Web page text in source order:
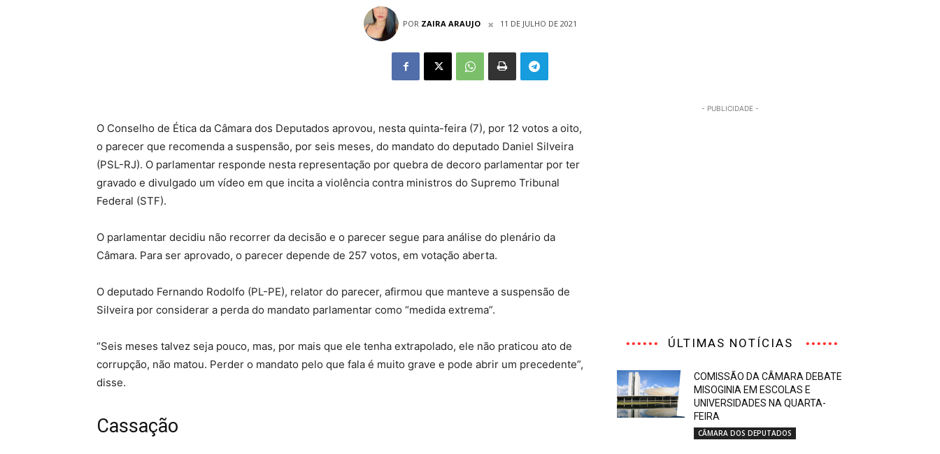
POR ZAIRA ARAUJO 11 DE JULHO DE 2021
O Conselho de Ética da Câmara dos Deputados aprovou, nesta quinta-feira (7), por 12 votos a oito,
o parecer que recomenda a suspensão, por seis meses, do mandato do deputado Daniel Silveira
(PSL-RJ). O parlamentar responde nesta representação por quebra de decoro parlamentar por ter
gravado e divulgado um vídeo em que incita a violência contra ministros do Supremo Tribunal
Federal (STF).
O parlamentar decidiu não recorrer da decisão e o parecer segue para análise do plenário da
Câmara. Para ser aprovado, o parecer depende de 257 votos, em votação aberta.
O deputado Fernando Rodolfo (PL-PE), relator do parecer, afirmou que manteve a suspensão de
Silveira por considerar a perda do mandato parlamentar como “medida extrema”.
“Seis meses talvez seja pouco, mas, por mais que ele tenha extrapolado, ele não praticou ato de
corrupção, não matou. Perder o mandato pelo que fala é muito grave e pode abrir um precedente”,
disse.
Cassação
- PUBLICIDADE -
ÚLTIMAS NOTÍCIAS
COMISSÃO DA CÂMARA DEBATE
MISOGINIA EM ESCOLAS E
UNIVERSIDADES NA QUARTA-
FEIRA
CÂMARA DOS DEPUTADOS